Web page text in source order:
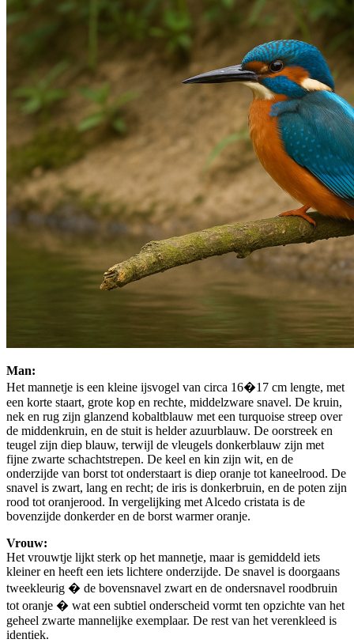
Man:
Het mannetje is een kleine ijsvogel van circa 16�17 cm lengte, met
een korte staart, grote kop en rechte, middelzware snavel. De kruin,
nek en rug zijn glanzend kobaltblauw met een turquoise streep over
de middenkruin, en de stuit is helder azuurblauw. De oorstreek en
teugel zijn diep blauw, terwijl de vleugels donkerblauw zijn met
fijne zwarte schachtstrepen. De keel en kin zijn wit, en de
onderzijde van borst tot onderstaart is diep oranje tot kaneelrood. De
snavel is zwart, lang en recht; de iris is donkerbruin, en de poten zijn
rood tot oranjerood. In vergelijking met Alcedo cristata is de
bovenzijde donkerder en de borst warmer oranje.
Vrouw:
Het vrouwtje lijkt sterk op het mannetje, maar is gemiddeld iets
kleiner en heeft een iets lichtere onderzijde. De snavel is doorgaans
tweekleurig � de bovensnavel zwart en de ondersnavel roodbruin
tot oranje � wat een subtiel onderscheid vormt ten opzichte van het
geheel zwarte mannelijke exemplaar. De rest van het verenkleed is
identiek.